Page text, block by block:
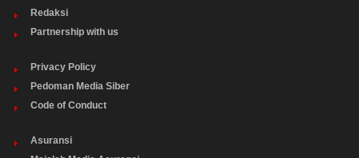
Redaksi
Partnership with us
Privacy Policy
Pedoman Media Siber
Code of Conduct
Asuransi